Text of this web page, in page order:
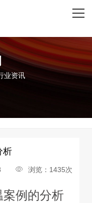
业资讯
析
浏览：1435次
例的分析